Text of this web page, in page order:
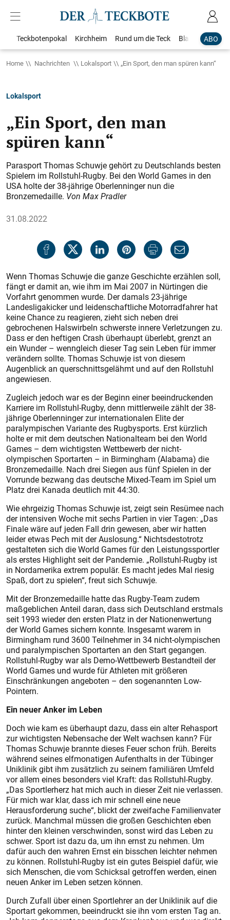
ABO
Teckbotenpokal Kirchheim Rund um die Teck Blaulicht
Home Nachrichten Lokalsport „Ein Sport, den man spüren kann“
Lokalsport
„Ein Sport, den man
spüren kann“
Parasport Thomas Schuwje gehört zu Deutschlands besten
Spielern im Rollstuhl-Rugby. Bei den World Games in den
USA holte der 38-jährige Oberlenninger nun die
Bronzemedaille. Von Max Pradler
31.08.2022
Wenn Thomas Schuwje die ganze Geschichte erzählen soll,
fängt er damit an, wie ihm im Mai 2007 in Nürtingen die
Vorfahrt genommen wurde. Der damals 23-jährige
Landesligakicker und leidenschaftliche Motorradfahrer hat
keine Chance zu reagieren, zieht sich neben drei
gebrochenen Halswirbeln schwerste innere Verletzungen zu.
Dass er den heftigen Crash überhaupt überlebt, grenzt an
ein Wunder – wenngleich dieser Tag sein Leben für immer
verändern sollte. Thomas Schuwje ist von diesem
Augenblick an querschnittsgelähmt und auf den Rollstuhl
angewiesen.
Zugleich jedoch war es der Beginn einer beeindruckenden
Karriere im Rollstuhl-Rugby, denn mittlerweile zählt der 38-
jährige Oberlenninger zur internationalen Elite der
paralympischen Variante des Rugbysports. Erst kürzlich
holte er mit dem deutschen Nationalteam bei den World
Games – dem wichtigsten Wettbewerb der nicht-
olympischen Sportarten – in Birmingham (Alabama) die
Bronzemedaille. Nach drei Siegen aus fünf Spielen in der
Vorrunde bezwang das deutsche Mixed-Team im Spiel um
Platz drei Kanada deutlich mit 44:30.
Wie ehrgeizig Thomas Schuwje ist, zeigt sein Resümee nach
der intensiven Woche mit sechs Partien in vier Tagen: „Das
Finale wäre auf jeden Fall drin gewesen, aber wir hatten
leider etwas Pech mit der Auslosung.“ Nichtsdestotrotz
gestalteten sich die World Games für den Leistungssportler
als erstes Highlight seit der Pandemie. „Rollstuhl-Rugby ist
in Nordamerika extrem populär. Es macht jedes Mal riesig
Spaß, dort zu spielen“, freut sich Schuwje.
Mit der Bronzemedaille hatte das Rugby-Team zudem
maßgeblichen Anteil daran, dass sich Deutschland erstmals
seit 1993 wieder den ersten Platz in der Nationenwertung
der World Games sichern konnte. Insgesamt warem in
Birmingham rund 3600 Teilnehmer in 34 nicht-olympischen
und paralympischen Sportarten an den Start gegangen.
Rollstuhl-Rugby war als Demo-Wettbewerb Bestandteil der
World Games und wurde für Athleten mit größeren
Einschränkungen angeboten – den sogenannten Low-
Pointern.
Ein neuer Anker im Leben
Doch wie kam es überhaupt dazu, dass ein alter Rehasport
zur wichtigsten Nebensache der Welt wachsen kann? Für
Thomas Schuwje brannte dieses Feuer schon früh. Bereits
während seines elfmonatigen Aufenthalts in der Tübinger
Uniklinik gibt ihm zusätzlich zu seinem familiären Umfeld
vor allem eines besonders viel Kraft: das Rollstuhl-Rugby.
„Das Sportlerherz hat mich auch in dieser Zeit nie verlassen.
Für mich war klar, dass ich mir schnell eine neue
Herausforderung suche“, blickt der zweifache Familienvater
zurück. Manchmal müssen die großen Geschichten eben
hinter den kleinen verschwinden, sonst wird das Leben zu
schwer. Sport ist dazu da, um ihn ernst zu nehmen. Um
dafür auch den wahren Ernst ein bisschen leichter nehmen
zu können. Rollstuhl-Rugby ist ein gutes Beispiel dafür, wie
sich Menschen, die vom Schicksal getroffen werden, einen
neuen Anker im Leben setzen können.
Durch Zufall über einen Sportlehrer an der Uniklinik auf die
Sportart gekommen, beeindruckt sie ihn vom ersten Tag an.